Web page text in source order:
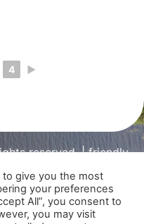
4 ►
reserved. | friendly
GmbH
give you the most
your preferences
All”, you consent to
you may visit